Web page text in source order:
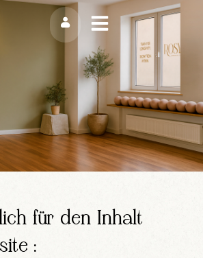
für den Inhalt